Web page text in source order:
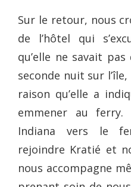
Sur le retour, nous
de l’hôtel qui
qu’elle ne savait
seconde nuit sur
raison qu’elle a
emmener au ferry.
Indiana vers le
rejoindre Kratié et
nous accompagne